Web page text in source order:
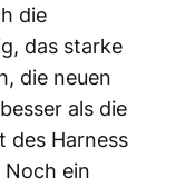
die
das starke
die neuen
als die
des Harness
Noch ein